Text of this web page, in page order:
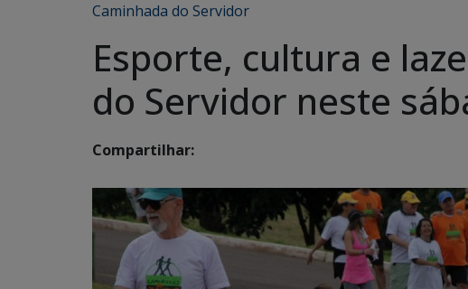
Caminhada do Servidor
Esporte, cultura e
do Servidor neste
Compartilhar: